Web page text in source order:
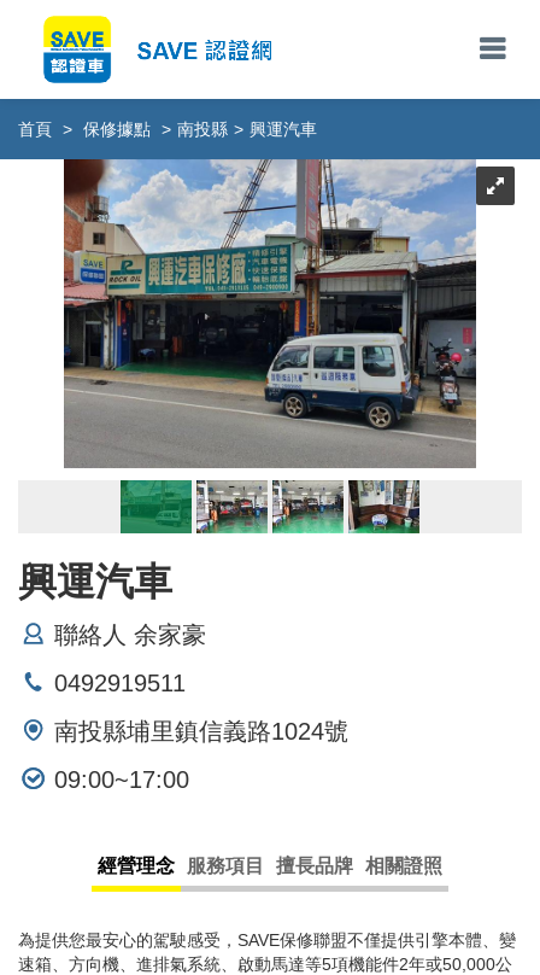
首頁 > 保修據點 > 南投縣 > 興運汽車
興運汽車
聯絡人 余家豪
0492919511
南投縣埔里鎮信義路1024號
09:00~17:00
經營理念 服務項目 擅長品牌 相關證照
為提供您最安心的駕駛感受，SAVE保修聯盟不僅提供引擎本體、變
速箱、方向機、進排氣系統、啟動馬達等5項機能件2年或50,000公